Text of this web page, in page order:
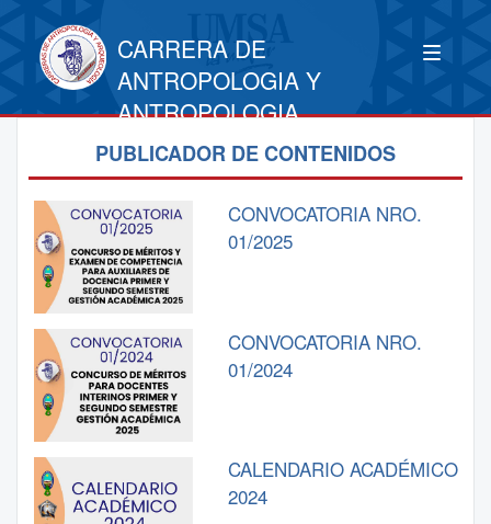
CARRERA DE
ANTROPOLOGIA Y
ANTROPOLOGIA
PUBLICADOR DE CONTENIDOS
CONVOCATORIA NRO.
01/2025
CONVOCATORIA NRO.
01/2024
CALENDARIO ACADÉMICO
2024